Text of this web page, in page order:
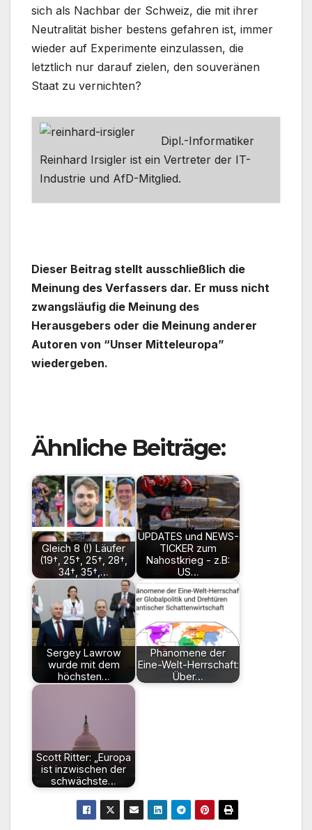
sich als Nachbar der Schweiz, die mit ihrer
Neutralität bisher bestens gefahren ist, immer
wieder auf Experimente einzulassen, die
letztlich nur darauf zielen, den souveränen
Staat zu vernichten?
Dipl.-Informatiker
Reinhard Irsigler ist ein Vertreter der IT-
Industrie und AfD-Mitglied.
Dieser Beitrag stellt ausschließlich die
Meinung des Verfassers dar. Er muss nicht
zwangsläufig die Meinung des
Herausgebers oder die Meinung anderer
Autoren von “Unser Mitteleuropa”
wiedergeben.
Ähnliche Beiträge:
Gleich 8 (!) Läufer
(19†, 25†, 25†, 28†,
34†, 35†,…
UPDATES und NEWS-
TICKER zum
Nahostkrieg - z.B:
US…
Sergey Lawrow
wurde mit dem
höchsten…
Phänomene der
Eine-Welt-Herrschaft:
Über…
Scott Ritter: „Europa
ist inzwischen der
schwächste…